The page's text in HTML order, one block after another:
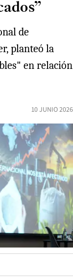
de
planteó la
en relación
10 JUNIO 2026